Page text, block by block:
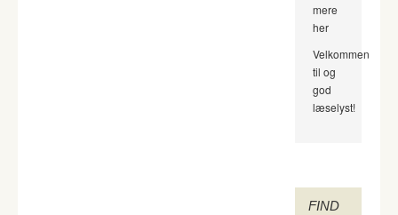
mere
her
Velkommen
til og
god
læselyst!
FIND